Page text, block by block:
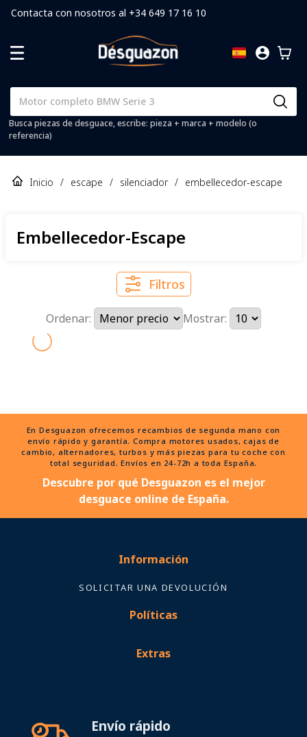
Contacta con nosotros al +34 649 17 16 10
Busca piezas de desguace, escribe: pieza + marca + modelo (o
referencia)
Inicio / escape / silenciador / embellecedor-escape
Embellecedor-Escape
Filtros
Ordenar: Mostrar:
En Desguazon ofrecemos recambios de segunda mano con
envío rápido y garantía. Compra motores usados, cajas de
cambio, alternadores, turbos y más piezas para tu coche con
total seguridad. Envíos en 24-72h a toda España.
Descubre por qué Desguazon es el mejor
desguace online de España.
Información
SOLICITAR UNA DEVOLUCIÓN
Políticas
Extras
Envío rápido